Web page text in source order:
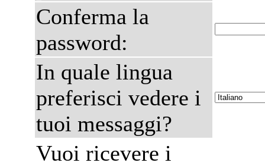
Conferma la
password:
In quale lingua
preferisci vedere i
tuoi messaggi?
Vuoi ricevere i